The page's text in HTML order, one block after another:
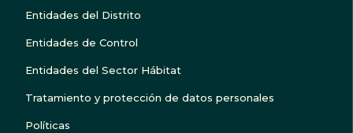
Entidades del Distrito
Entidades de Control
Entidades del Sector Hábitat
Tratamiento y protección de datos personales
Políticas